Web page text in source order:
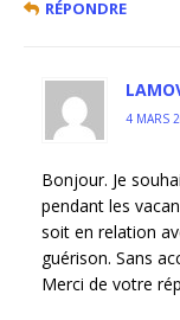
RÉPONDRE
4 MARS
Bonjour. Je
pendant les
soit en relation
guérison. Sans
Merci de votre